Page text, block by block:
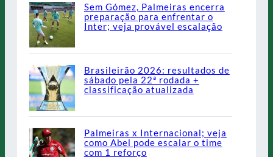
Sem Gómez, Palmeiras encerra
preparação para enfrentar o
Inter; veja provável escalação
Brasileirão 2026: resultados de
sábado pela 22ª rodada +
classificação atualizada
Palmeiras x Internacional; veja
como Abel pode escalar o time
com 1 reforço